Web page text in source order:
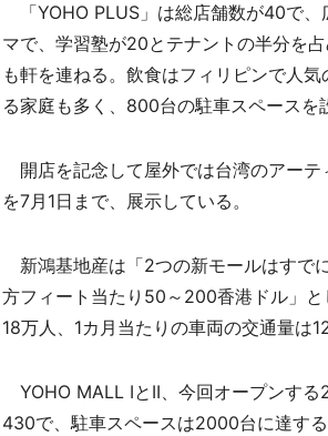
「YOHO PLUS」は総店舗数が40で、
マで、学習塾が20とテナントの半分を
も軒を連ねる。飲食はフィリピンで人
る家庭も多く、800台の駐車スペースを
開店を記念して屋外では台湾のアーテ
を7月1日まで、展示している。
新鴻基地産は「2つの新モールはすで
方フィート当たり50～200香港ドル」
18万人、1カ月当たりの車両の交通量は
YOHO MALL IとII、今回オープンする
430で、駐車スペースは2000台に達す